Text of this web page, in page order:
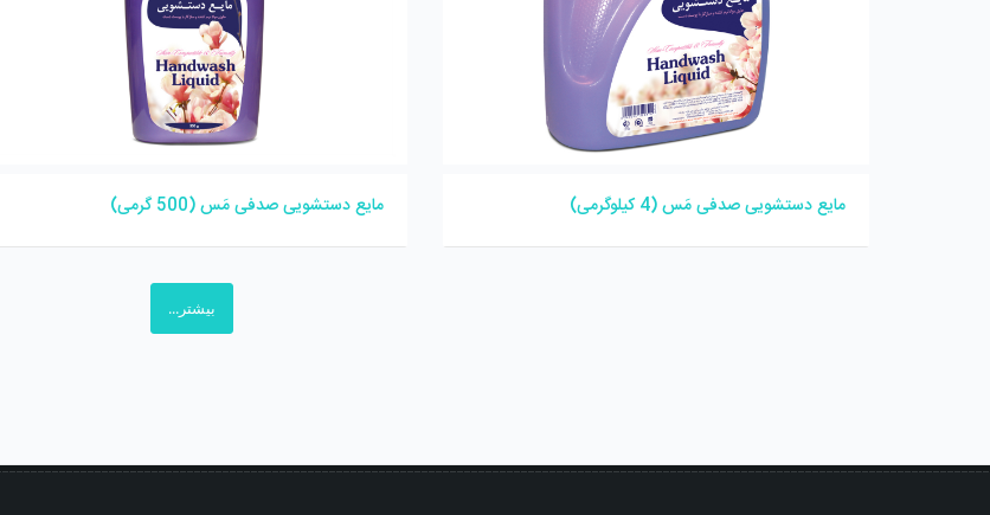
مایع دستشویی صدفی مَس (500 گرمی) مایع دستشویی صدفی مَس (4 کیلوگرمی)
بیشتر...